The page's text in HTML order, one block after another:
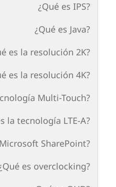
¿Qué es IPS?
¿Qué es Java?
es la resolución 2K?
es la resolución 4K?
Multi-Touch?
la tecnología LTE-A?
SharePoint?
es overclocking?